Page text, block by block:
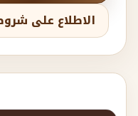
الاطلاع على